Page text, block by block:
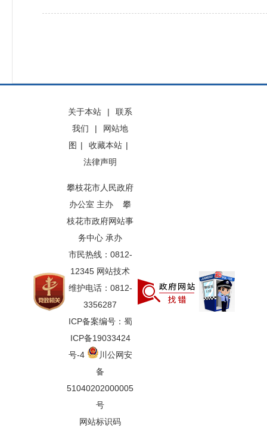
关于本站 |
联系
我们
|
网站地
图 | 收藏本站 |
法律声明
攀枝花市人民政府
办公室 主办 攀
枝花市政府网站事
务中心 承办
市民热线：0812-
12345 网站技术
维护电话：0812-
3356287
ICP备案编号：蜀
ICP备19033424
号-4
川公网安
备
51040202000005
号
网站标识码